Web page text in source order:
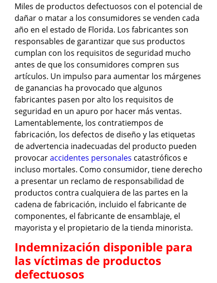
Miles de productos defectuosos con el potencial de
dañar o matar a los consumidores se venden cada
año en el estado de Florida. Los fabricantes son
responsables de garantizar que sus productos
cumplan con los requisitos de seguridad mucho
antes de que los consumidores compren sus
artículos. Un impulso para aumentar los márgenes
de ganancias ha provocado que algunos
fabricantes pasen por alto los requisitos de
seguridad en un apuro por hacer más ventas.
Lamentablemente, los contratiempos de
fabricación, los defectos de diseño y las etiquetas
de advertencia inadecuadas del producto pueden
provocaraccidentes personales catastróficos e
incluso mortales. Como consumidor, tiene derecho
a presentar un reclamo de responsabilidad de
productos contra cualquiera de las partes en la
cadena de fabricación, incluido el fabricante de
componentes, el fabricante de ensamblaje, el
mayorista y el propietario de la tienda minorista.
Indemnización disponible para
las víctimas de productos
defectuosos